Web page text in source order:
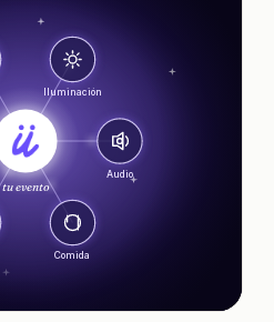
Audio
Comida
Iluminación
tu evento